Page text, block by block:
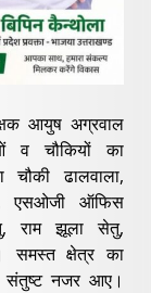
आयुष अग्रवाल
व चौकियों का
चौकी ढालवाला,
एसओजी ऑफिस
राम झूला सेतु,
समस्त क्षेत्र का
संतुष्ट नजर आए।